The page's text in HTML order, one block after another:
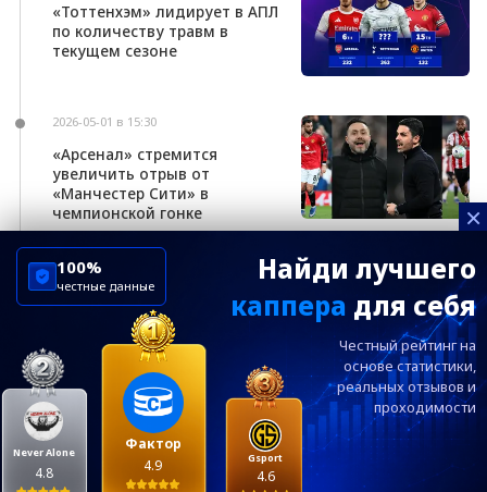
«Тоттенхэм» лидирует в АПЛ
по количеству травм в
текущем сезоне
2026-05-01 в 15:30
«Арсенал» стремится
увеличить отрыв от
«Манчестер Сити» в
чемпионской гонке
×
Найди лучшего
каппера для себя
Честный рейтинг на
основе статистики,
реальныхотзывов и
проходимости
Фактор
4.9
Never Alone
4.8
Gsport
4.6
100%
честные данные
ChelseaBluesRu
ФК Челси
Посетителям
Информация
Ежевечерний дайджест главных новостей от
редакции ChelseaBlues.ru — подписывайтесь!